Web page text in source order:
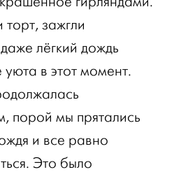
зажгли
лёгкий дождь
в этот момент.
порой мы прятались
и все равно
Это было